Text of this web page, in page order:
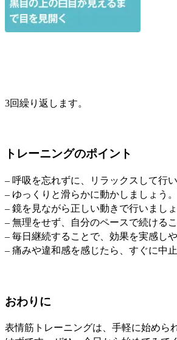
3回繰り返します。
トレーニングのポイント
– 呼吸を忘れずに、リラックスして行い
– ゆっくりと滑らかに動かしましょう。
– 鏡を見ながら正しい動きで行いましょ
– 無理をせず、自分のペースで続ける
– 毎日継続することで、効果を実感し
– 痛みや違和感を感じたら、すぐに中止
おわりに
表情筋トレーニングは、手軽に始めら